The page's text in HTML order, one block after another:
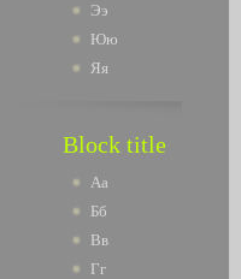
Ээ
Юю
Яя
Block title
Аа
Бб
Вв
Гг